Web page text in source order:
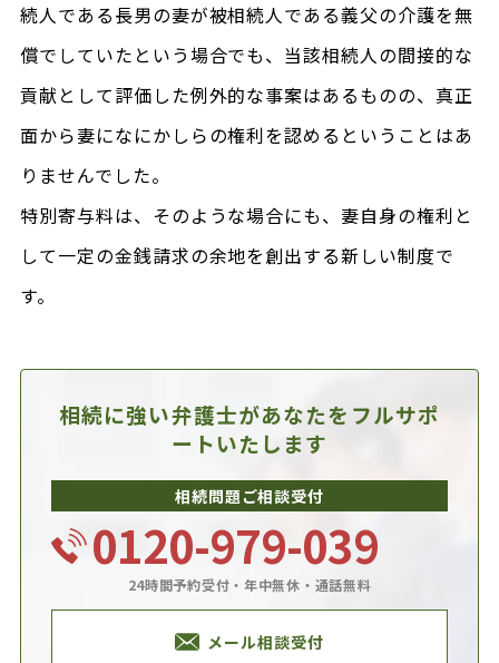
続人である長男の妻が被相続人である義父の介護を無
償でしていたという場合でも、当該相続人の間接的な
貢献として評価した例外的な事案はあるものの、真正
面から妻になにかしらの権利を認めるということはあ
りませんでした。
特別寄与料は、そのような場合にも、妻自身の権利と
して一定の金銭請求の余地を創出する新しい制度で
す。
相続に強い弁護士があなたを フルサポ
ートいたします
相続問題ご相談受付
0120-979-039
24時間予約受付・年中無休・通話無料
メール相談受付